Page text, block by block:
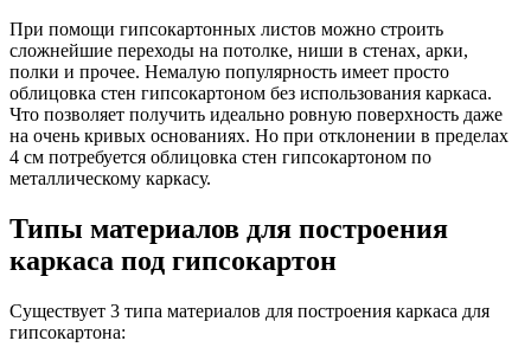
При помощи гипсокартонных листов можно строить
сложнейшие переходы на потолке, ниши в стенах, арки,
полки и прочее. Немалую популярность имеет просто
облицовка стен гипсокартоном без использования каркаса.
Что позволяет получить идеально ровную поверхность даже
на очень кривых основаниях. Но при отклонении в пределах
4 см потребуется облицовка стен гипсокартоном по
металлическому каркасу.
Типы материалов для построения
каркаса под гипсокартон
Существует 3 типа материалов для построения каркаса для
гипсокартона: